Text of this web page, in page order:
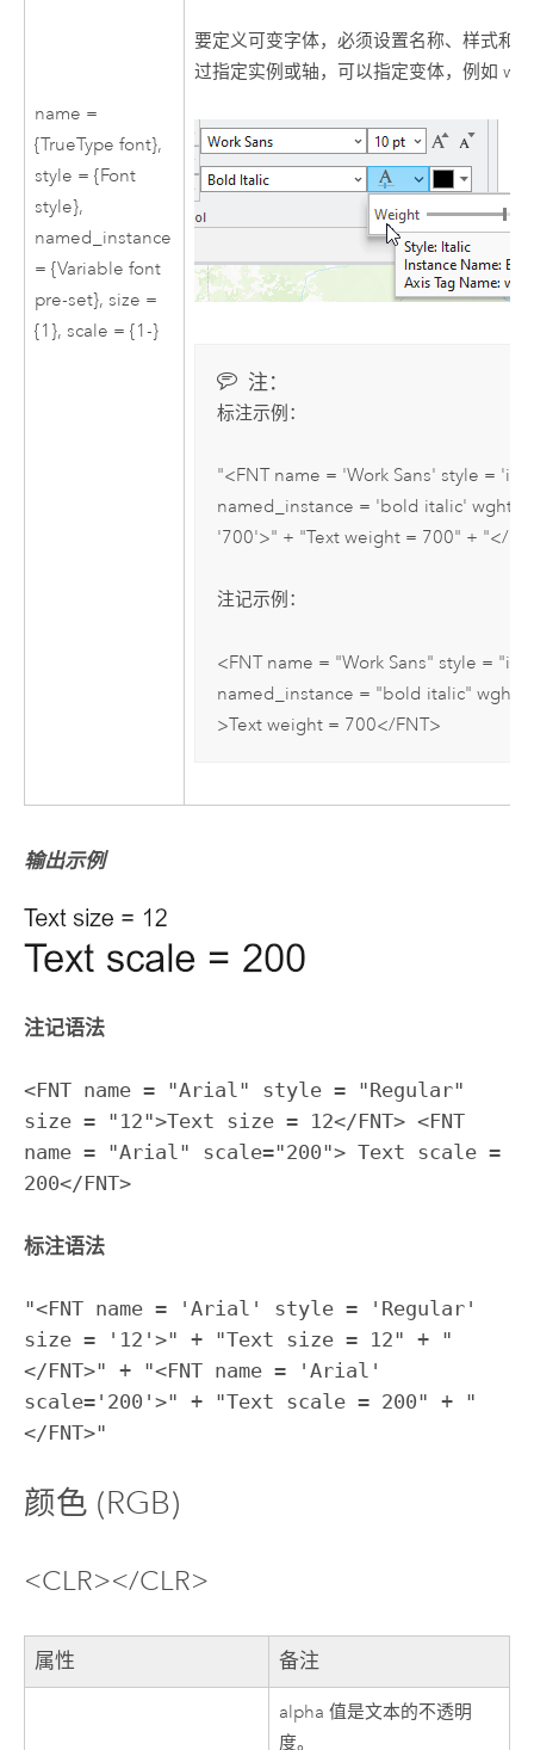
name =
{TrueType font},
style = {Font
style},
named_instance
= {Variable font
pre-set}, size =
{1}, scale = {1-}
要定义可变字体，必须设置名称、样式和
过指定实例或轴，可以指定变体，例如
注：
标注示例：
"<FNT name = 'Work Sans' style =
named_instance = 'bold italic' wght =
'700'>" + "Text weight = 700" + "</
注记示例：
<FNT name = "Work Sans" style =
named_instance = "bold italic" wght
>Text weight = 700</FNT>
输出示例
注记语法
<FNT name = "Arial" style = "Regular"
size = "12">Text size = 12</FNT> <FNT
name = "Arial" scale="200"> Text scale =
200</FNT>
标注语法
"<FNT name = 'Arial' style = 'Regular'
size = '12'>" + "Text size = 12" + "
</FNT>" + "<FNT name = 'Arial'
scale='200'>" + "Text scale = 200" + "
</FNT>"
颜色 (RGB)
<CLR></CLR>
属性 备注
alpha 值是文本的不透明
度。